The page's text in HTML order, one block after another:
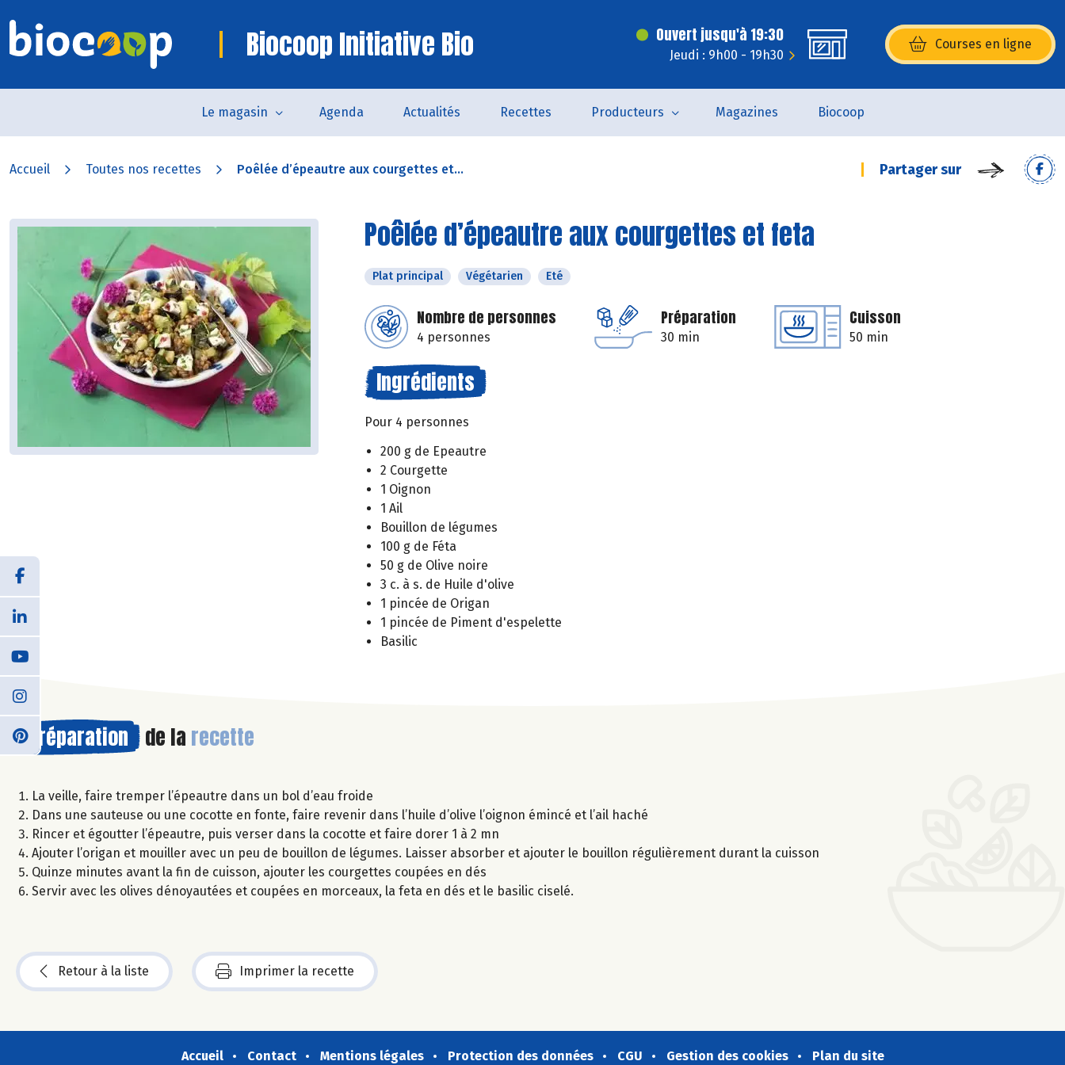
Biocoop Initiative Bio Ouvert jusqu'à 19:30
Jeudi : 9h00 - 19h30
Courses en ligne
(s’ouvre dans une nouvelle
Le magasin Agenda Actualités Recettes Producteurs Magazines Biocoop
Accueil Toutes nos recettes Poêlée d’épeautre aux courgettes et... Partager sur
Poêlée d’épeautre aux courgettes et feta
Plat principal Végétarien Eté
Nombre de personnes
4 personnes
Préparation
30 min
Cuisson
50 min
Ingrédients
Pour 4 personnes
200 g de Epeautre
2 Courgette
1 Oignon
1 Ail
Bouillon de légumes
100 g de Féta
50 g de Olive noire
3 c. à s. de Huile d'olive
1 pincée de Origan
1 pincée de Piment d'espelette
Basilic
Préparation de la recette
La veille, faire tremper l’épeautre dans un bol d’eau froide
Dans une sauteuse ou une cocotte en fonte, faire revenir dans l’huile d’olive l’oignon émincé et l’ail haché
Rincer et égoutter l’épeautre, puis verser dans la cocotte et faire dorer 1 à 2 mn
Ajouter l’origan et mouiller avec un peu de bouillon de légumes. Laisser absorber et ajouter le bouillon régulièrement durant la cuisson
Quinze minutes avant la fin de cuisson, ajouter les courgettes coupées en dés
Servir avec les olives dénoyautées et coupées en morceaux, la feta en dés et le basilic ciselé.
Retour à la liste Imprimer la recette
Accueil Contact Mentions légales Protection des données CGU Gestion des cookies Plan du site